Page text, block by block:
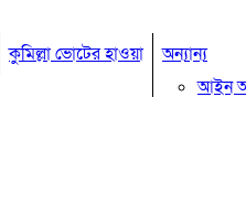
কুমিল্লা ভোটের হাওয়া
অন্যান্য
আইন